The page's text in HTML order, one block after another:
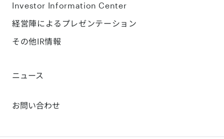
Investor Information Center
経営陣によるプレゼンテーション
その他IR情報
ニュース
お問い合わせ